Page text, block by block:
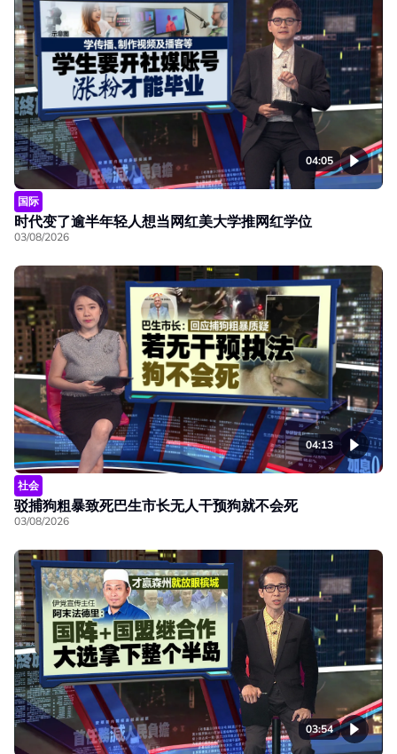
04:05
国际
时代变了逾半年轻人想当网红美大学推网红学位
03/08/2026
04:13
社会
驳捕狗粗暴致死巴生市长无人干预狗就不会死
03/08/2026
03:54